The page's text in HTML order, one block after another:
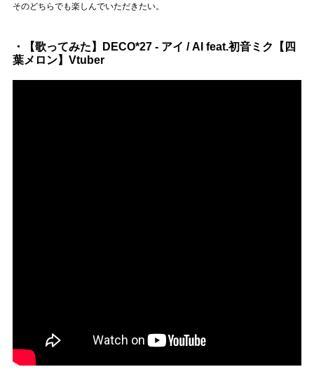
そのどちらでも楽しんでいただきたい。
・【歌ってみた】DECO*27 - アイ / AI feat.初音ミク【四
葉メロン】Vtuber